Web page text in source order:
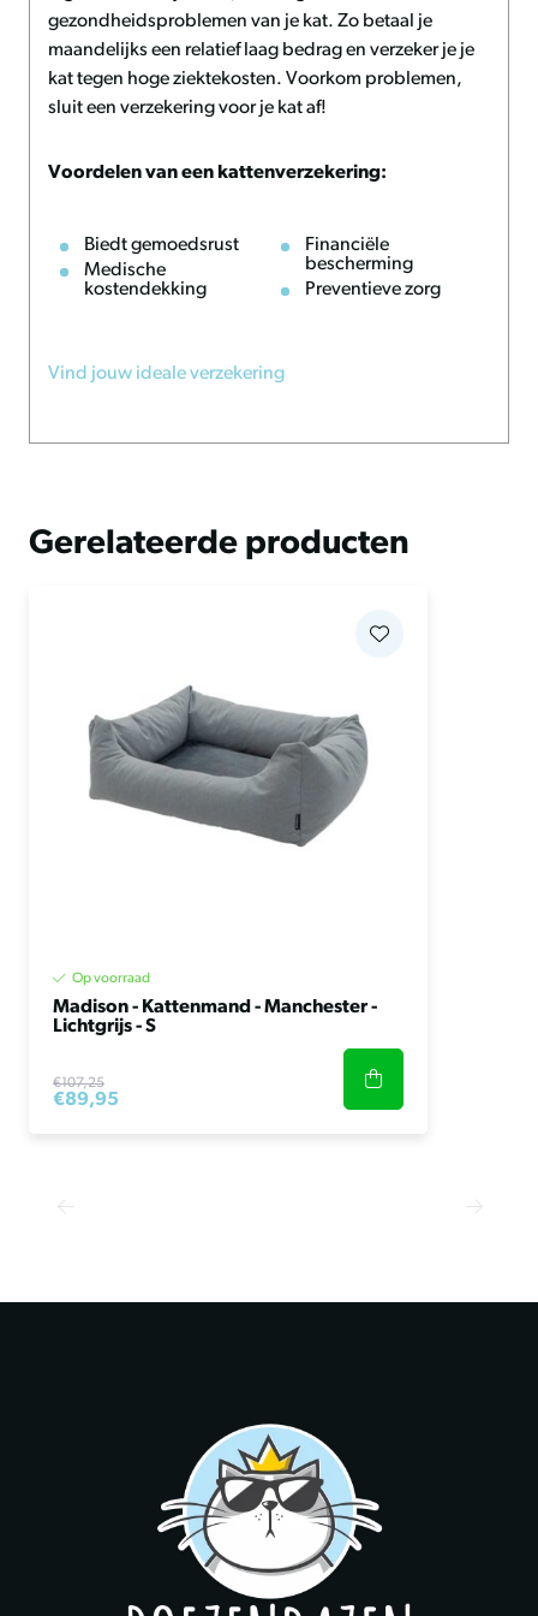
Eenvoudig te onderhouden en te reinigen dankzij de
afneembare hoes
Antibacteriële kleeflaag voor extra hygiëne
Rits van hoge kwaliteit voor langdurig gebruik
onderhoud. De foamkussens kunnen moeiteloos in de
hoes worden geplaatst, waarna je met één goede
opschudding het bed in zijn oorspronkelijke vorm
van de hoes en het kussen verlengt de levensduur en zorgt
gezondheidsproblemen van je kat. Zo betaal je
maandelijks een relatief laag bedrag en verzeker je je
kat tegen hoge ziektekosten. Voorkom problemen,
sluit een verzekering voor je kat af!
Voordelen van een kattenverzekering:
Biedt gemoedsrust
Medische
kostendekking
Financiële
bescherming
Preventieve zorg
Vind jouw ideale verzekering
Gerelateerde producten
Op voorraad
Madison - Kattenmand - Manchester -
Lichtgrijs - S
€107,25
€89,95